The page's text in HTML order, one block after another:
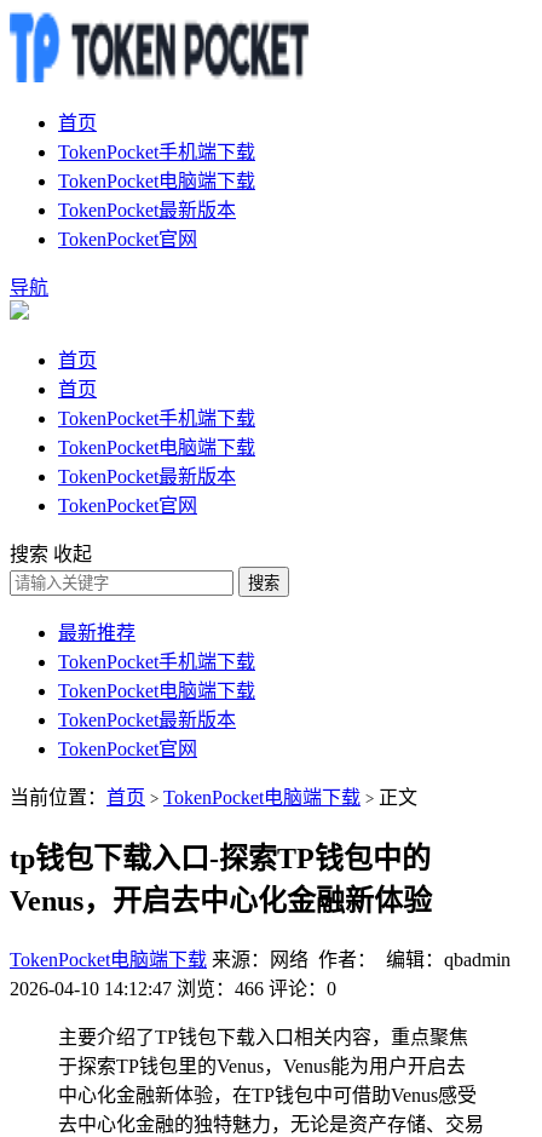
首页
TokenPocket手机端下载
TokenPocket电脑端下载
TokenPocket最新版本
TokenPocket官网
导航
首页
首页
TokenPocket手机端下载
TokenPocket电脑端下载
TokenPocket最新版本
TokenPocket官网
搜索 收起
搜索
最新推荐
TokenPocket手机端下载
TokenPocket电脑端下载
TokenPocket最新版本
TokenPocket官网
当前位置： 首页 > TokenPocket电脑端下载 > 正文
tp钱包下载入口-探索TP钱包中的
Venus，开启去中心化金融新体验
TokenPocket电脑端下载 来源：网络 作者： 编辑：qbadmin
2026-04-10 14:12:47 浏览：466 评论：0
主要介绍了TP钱包下载入口相关内容，重点聚焦
于探索TP钱包里的Venus，Venus能为用户开启去
中心化金融新体验，在TP钱包中可借助Venus感受
去中心化金融的独特魅力，无论是资产存储、交易